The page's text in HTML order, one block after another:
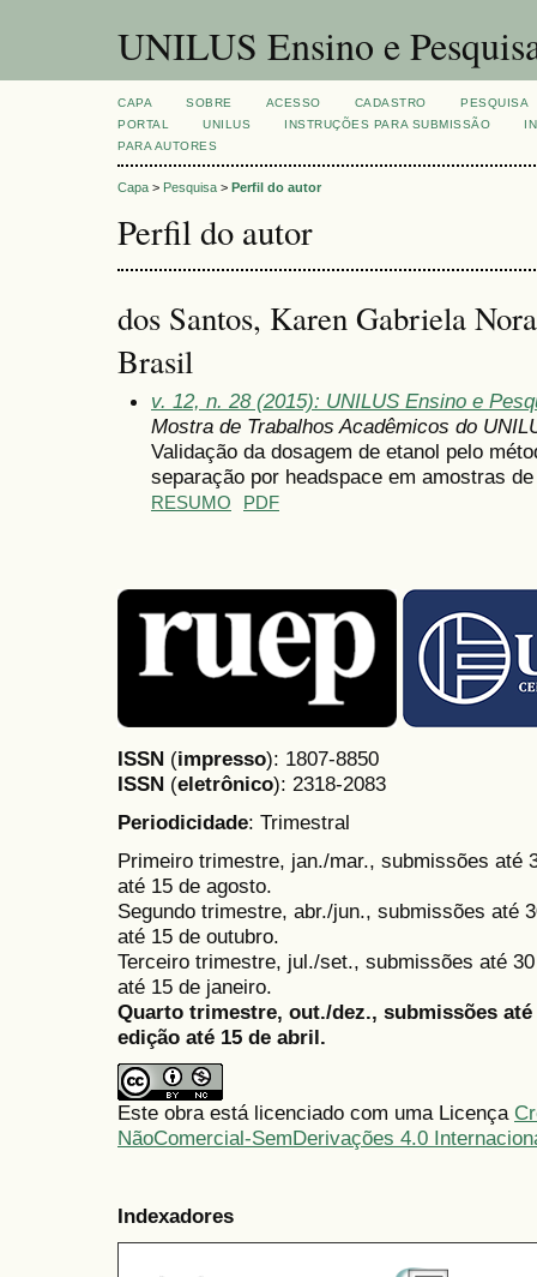
UNILUS Ensino e
CAPA SOBRE ACESSO CADASTRO
PESQUISA
PORTAL
UNILUS INSTRUÇÕES PARA SUBMISSÃO
PARA AUTORES
Capa > Pesquisa > Perfil do autor
Perfil do autor
dos Santos, Karen Gabriela
Brasil
v. 12, n. 28 (2015): UNILUS Ensino e
Mostra de Trabalhos Acadêmicos do
Validação da dosagem de etanol pelo
separação por headspace em amostras
RESUMO PDF
ISSN (impresso): 1807-8850
ISSN (eletrônico): 2318-2083
Periodicidade: Trimestral
Primeiro trimestre, jan./mar., submissões até
até 15 de agosto.
Segundo trimestre, abr./jun., submissões até
até 15 de outubro.
Terceiro trimestre, jul./set., submissões até
até 15 de janeiro.
Quarto trimestre, out./dez., submissões
edição até 15 de abril.
Este obra está licenciado com uma Licença
NãoComercial-SemDerivações 4.0
Indexadores